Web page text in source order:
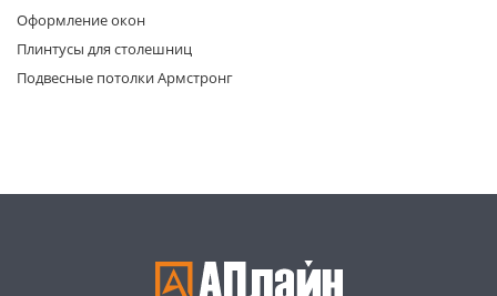
Оформление окон
Плинтусы для столешниц
Подвесные потолки Армстронг